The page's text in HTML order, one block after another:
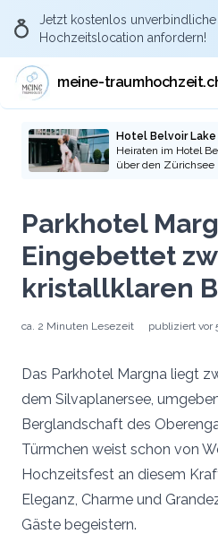
Jetzt kostenlos
Hochzeitslocation anfordern!
meine-
Hotel Belvoir Lake
Heiraten im Hotel
über den Zürichsee
Parkhotel
Eingebettet
kristallklaren
ca. 2 Minuten Lesezeit publiziert vor
Das Parkhotel Margna liegt
dem Silvaplanersee,
Berglandschaft des
Türmchen weist schon von
Hochzeitsfest an diesem
Eleganz, Charme und
Gäste begeistern.